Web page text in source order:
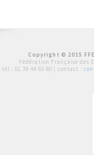
Copyright © 2015
Fédération Française des
tél : 01 39 44 65 80 | contact :